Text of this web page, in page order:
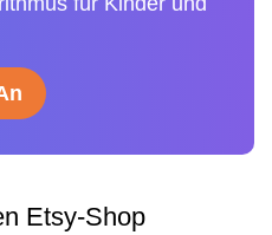
Etsy-Shop